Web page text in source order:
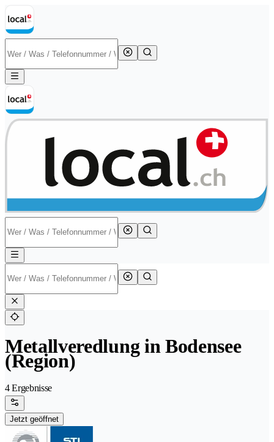
Metallveredlung in Bodensee
(Region)
4 Ergebnisse
Jetzt geöffnet